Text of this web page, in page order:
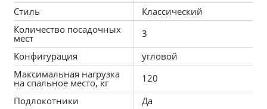
За дополнительную плату, вы сможете воспользоваться
следующими функциями:
Установка независимого пружинного блока (модель будет
иметь ортопедический эффект, что благоприятно скажется на
Стиль
Классический
Количество посадочных
мест
3
Конфигурация
угловой
Максимальная нагрузка
на спальное место, кг
120
Подлокотники
Да